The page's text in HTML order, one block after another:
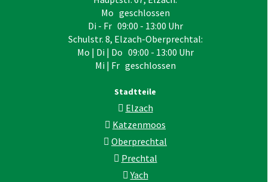
Mo geschlossen
Di - Fr 09:00 - 13:00 Uhr
Schulstr. 8, Elzach-Oberprechtal:
Mo | Di | Do 09:00 - 13:00 Uhr
Mi | Fr geschlossen
Stadtteile
Elzach
Katzenmoos
Oberprechtal
Prechtal
Yach